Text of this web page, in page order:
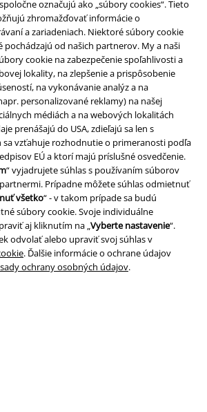
označujú ako „súbory cookies“. Tieto
zhromažďovať informácie o
a zariadeniach. Niektoré súbory cookie
pochádzajú od našich partnerov. My a naši
cookie na zabezpečenie spoľahlivosti a
lokality, na zlepšenie a prispôsobenie
na vykonávanie analýz a na
personalizované reklamy) na našej
médiách a na webových lokalitách
prenášajú do USA, zdieľajú sa len s
vzťahuje rozhodnutie o primeranosti podľa
EÚ a ktorí majú príslušné osvedčenie.
“ vyjadrujete súhlas s používaním súborov
Prípadne môžete súhlas odmietnuť
všetko“ - v takom prípade sa budú
súbory cookie. Svoje individuálne
aj kliknutím na „Vyberte nastavenie“.
odvolať alebo upraviť svoj súhlas v
. Ďalšie informácie o ochrane údajov
ochrany osobných údajov.
sa súčasťou komunity!
Spôsoby platby
Bankový prevod